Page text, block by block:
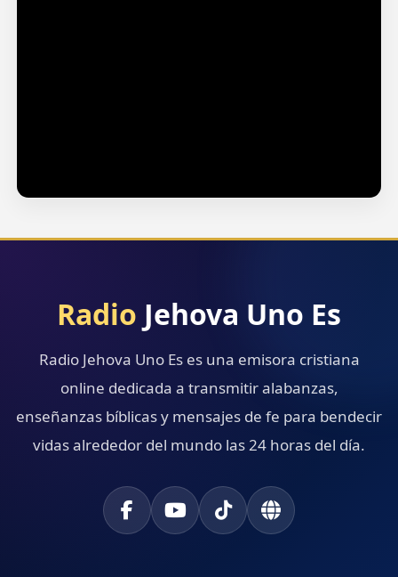
Radio Jehova Uno Es
Radio Jehova Uno Es es una emisora cristiana
online dedicada a transmitir alabanzas,
enseñanzas bíblicas y mensajes de fe para bendecir
vidas alrededor del mundo las 24 horas del día.